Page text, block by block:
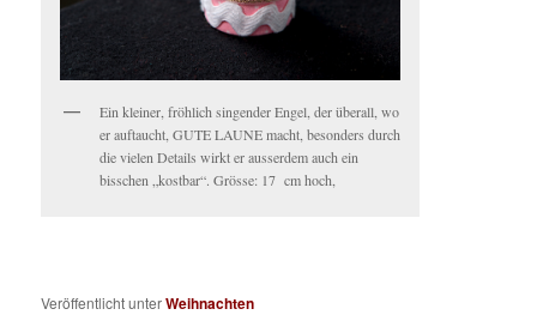
Ein kleiner, fröhlich singender Engel, der überall, wo
er auftaucht, GUTE LAUNE macht, besonders durch
die vielen Details wirkt er ausserdem auch ein
bisschen „kostbar“. Grösse: 17 cm hoch,
Veröffentlicht unterWeihnachten